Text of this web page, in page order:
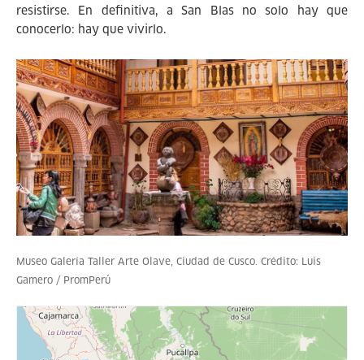
resistirse. En definitiva, a San Blas no solo hay que
conocerlo: hay que vivirlo.
Museo Galería Taller Arte Olave, Ciudad de Cusco. Crédito: Luis
Gamero / PromPerú